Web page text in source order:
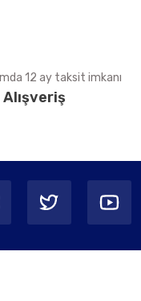
12 ay taksit imkanı